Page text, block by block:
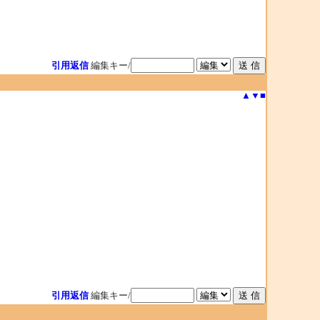
引用返信 編集キー/
▲ ▼ ■
引用返信 編集キー/